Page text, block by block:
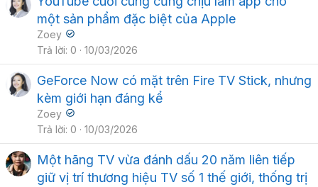
một sản phẩm đặc biệt của Apple
Zoey
Trả lời 0 10/03/2026
GeForce Now có mặt trên Fire TV Stick, nhưng
kèm giới hạn đáng kể
Zoey
Trả lời 0 10/03/2026
Một hãng TV vừa đánh dấu 20 năm liên tiếp
giữ vị trí thương hiệu TV số 1 thế giới, thống trị